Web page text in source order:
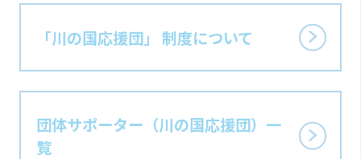
「川の国応援団」 制度について
団体サポーター （川の国応援団） 一
覧